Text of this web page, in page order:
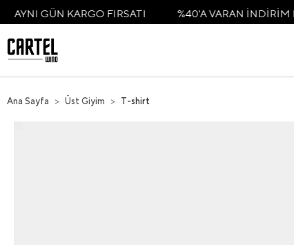
FIRSATI %40'A VARAN İNDİRİM BAŞLADI
Ana Sayfa Üst Giyim T-shirt